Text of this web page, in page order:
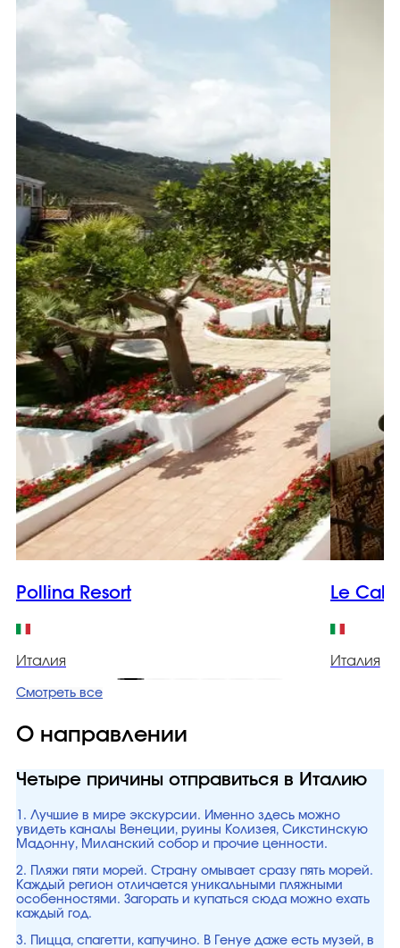
Pollina Resort
Италия
Le
Италия
Смотреть все
О направлении
Четыре причины отправиться в Италию
1. Лучшие в мире экскурсии. Именно здесь можно
увидеть каналы Венеции, руины Колизея, Сикстинскую
Мадонну, Миланский собор и прочие ценности.
2. Пляжи пяти морей. Страну омывает сразу пять морей.
Каждый регион отличается уникальными пляжными
особенностями. Загорать и купаться сюда можно ехать
каждый год.
3. Пицца, спагетти, капучино. В Генуе даже есть музей, в